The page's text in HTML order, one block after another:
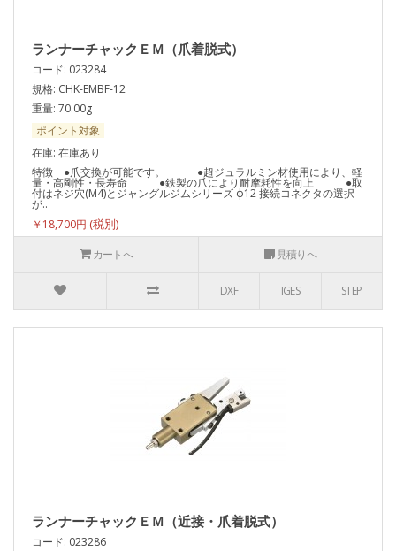
ランナーチャックＥＭ（爪着脱式）
コード: 023284
規格: CHK-EMBF-12
重量: 70.00g
ポイント対象
在庫: 在庫あり
特徴 ●爪交換が可能です。 ●超ジュラルミン材使用により、軽
量・高剛性・長寿命 ●鉄製の爪により耐摩耗性を向上 ●取
付はネジ穴(M4)とジャングルジムシリーズ ф12 接続コネクタの選択
が..
￥18,700円
カートへ
見積りへ
DXF IGES STEP
ランナーチャックＥＭ（近接・爪着脱式）
コード: 023286